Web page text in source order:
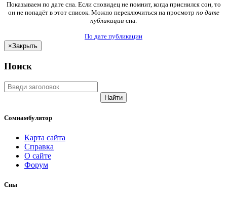
Показываем по дате сна. Если сновидец не помнит, когда приснился сон, то
он не попадёт в этот список. Можно переключиться на просмотр по дате
публикации сна.
По дате публикации
×Закрыть
Поиск
Найти
Сомнамбулятор
Карта сайта
Справка
О сайте
Форум
Сны